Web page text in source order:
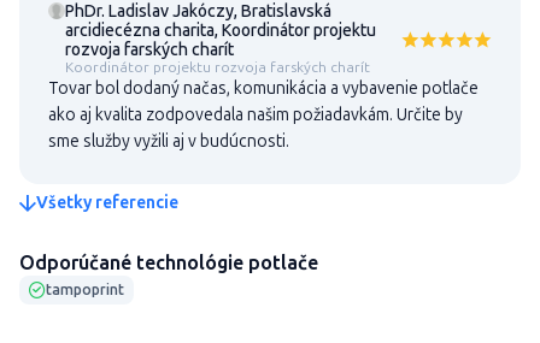
PhDr. Ladislav Jakóczy, Bratislavská
arcidiecézna charita, Koordinátor projektu
rozvoja farských charít
Koordinátor projektu rozvoja farských charít
Tovar bol dodaný načas, komunikácia a vybavenie potlače
ako aj kvalita zodpovedala našim požiadavkám. Určite by
sme služby vyžili aj v budúcnosti.
Všetky referencie
Odporúčané technológie potlače
tampoprint